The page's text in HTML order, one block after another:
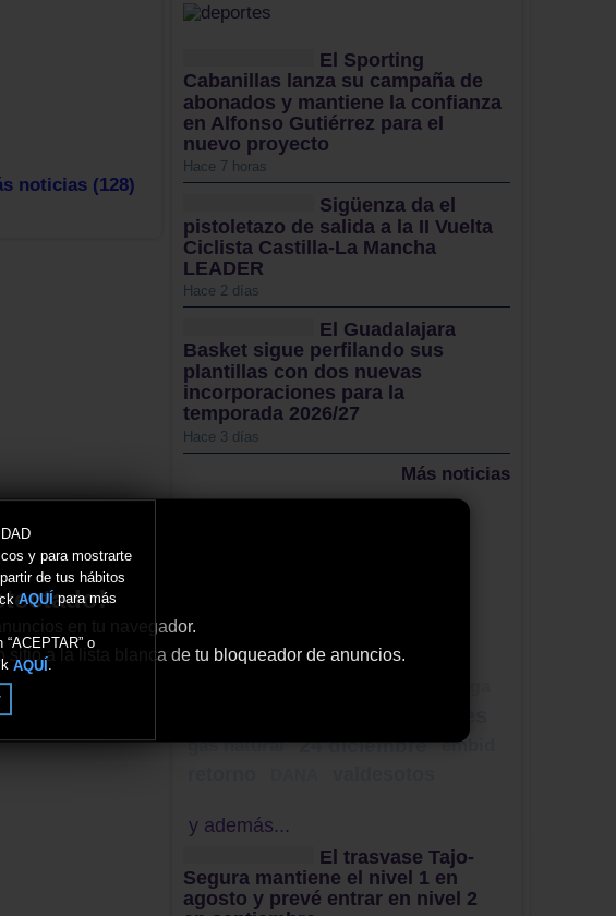
en tu navegador.
a la lista blanca de tu bloqueador de anuncios.
y para mostrarte
de tus hábitos
AQUÍ para más
o
AQUÍ
noticias (128)
El Sporting
Cabanillas lanza su campaña de
abonados y mantiene la confianza
en Alfonso Gutiérrez para el
nuevo proyecto
Hace 7 horas
Sigüenza da el
pistoletazo de salida a la II Vuelta
Ciclista Castilla-La Mancha
LEADER
Hace 2 días
El Guadalajara
Basket sigue perfilando sus
plantillas con dos nuevas
incorporaciones para la
temporada 2026/27
Hace 3 días
Más noticias
violencia de género
castellar de la muela
gas natural 24 diciembre embid
y además...
El trasvase Tajo-
Segura mantiene el nivel 1 en
agosto y prevé entrar en nivel 2